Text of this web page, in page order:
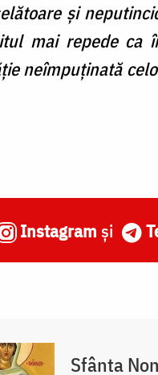
şi
mai repede ca
neîmpuţinată
Instagram și
Sfânta